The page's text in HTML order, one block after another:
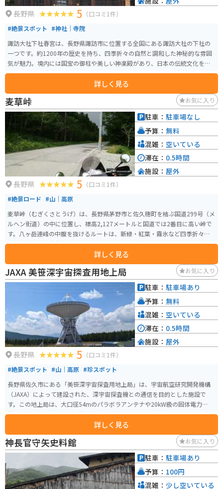
長野県 5 （口コミ1件）
#絶景スポット #神社｜寺院
諏訪大社下社春宮は、長野県諏訪市に位置する全国にある諏訪大社の下社の
一つです。約1200年の歴史を持ち、四季折々の自然と調和した神秘的な雰囲
気が魅力。境内には国宝の御柱や美しい神楽殿があり、日本の伝統文化を感
じられます。 春宮周辺はバイクでのアクセスも良好で、周囲の自然道はツー
リングに最適。駐車場も完備されており、ツーリング途中の休憩スポットと
してもおすすめ。イベント時は混雑が予想されるため、平日や早朝の訪問が
快適です。近隣には温泉地も点在しているので、1日観光を満喫できます。
詳しく見る
麦草峠 お気に入り
長野県 5 （口コミ1件）
#絶景ロード #山｜高原
麦草峠（むぎくさとうげ）は、長野県茅野市と佐久穂町を結ぶ国道299号（メ
ルヘン街道）の中に位置し、標高2,127メートルと国道では2番目に高い峠で
す。八ヶ岳連峰の中腹を抜けるルートは、新緑・紅葉・霧氷など四季折々の
絶景が楽しめ、自然散策やドライブ、ツーリングに人気のスポットです。 峠
のすぐ近くには白駒の池や苔むした原生林があり、軽いハイキングも楽しめ
ます。バイクで訪れる場合は、標高が高く夏でも冷えるため防寒対策が必
要。急カーブの多い山道ですが、走りごたえがあり景色も抜群です。冬期は
通行止めとなるため、訪問はおおむね5月から11月頃がおすすめです。
詳しく見る
駐車： 駐車場なし
予算： 無料
混雑： 空いている
滞在： 0.5時間
施設： 屋外
JAXA 美笹深宇宙探査用地上局 お気に入り
長野県 5 （口コミ1件）
#絶景スポット #山｜高原 #珍スポット
長野県佐久市にある「美笹深宇宙探査用地上局」は、宇宙航空研究開発機構
（JAXA）によって建設された、深宇宙探査機との通信を目的とした施設で
す。この地上局は、大口径54mのパラボラアンテナや20kW級の固体電力増幅
装置（SSPA）、2つの受信機を含む最先端のシステムで構成されており、大
容量のデータ受信や深宇宙探査機の高精度追尾が可能です。 美笹深宇宙探査
用地上局自体では通常見学を受け付けておらず、公開施設はありません。し
かし、期間限定で一般公開されることがあるので、気になる方は公式サイト
を確認してください。同じくJAXAが運営する臼田宇宙空間観測所には見学施
設がありますので、宇宙に関心のある方はそちらを訪れることをオススメし
ます。 また、冬季（11月下旬から6月上旬）は蓼科スカイラインが通行止め
となるため、この期間に訪れる際は佐久市役所にて道路通行許可の申請と許
詳しく見る
駐車： 駐車場あり
予算： 無料
混雑： 空いている
滞在： 0.5時間
施設： 屋外
神長官守矢史料館 お気に入り
駐車： 駐車場あり
予算： 100円
混雑： 少し空いている